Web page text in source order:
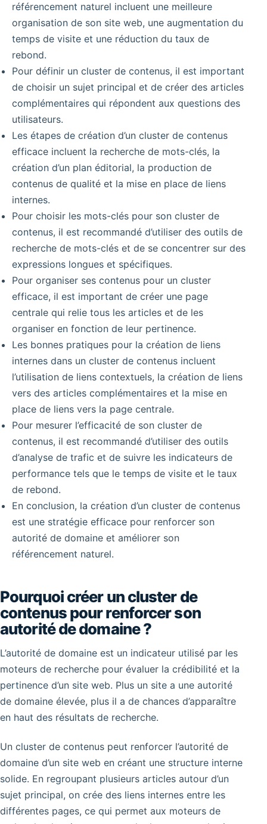
référencement naturel incluent une meilleure
organisation de son site web, une augmentation du
temps de visite et une réduction du taux de
rebond.
Pour définir un cluster de contenus, il est important
de choisir un sujet principal et de créer des articles
complémentaires qui répondent aux questions des
utilisateurs.
Les étapes de création d’un cluster de contenus
efficace incluent la recherche de mots-clés, la
création d’un plan éditorial, la production de
contenus de qualité et la mise en place de liens
internes.
Pour choisir les mots-clés pour son cluster de
contenus, il est recommandé d’utiliser des outils de
recherche de mots-clés et de se concentrer sur des
expressions longues et spécifiques.
Pour organiser ses contenus pour un cluster
efficace, il est important de créer une page
centrale qui relie tous les articles et de les
organiser en fonction de leur pertinence.
Les bonnes pratiques pour la création de liens
internes dans un cluster de contenus incluent
l’utilisation de liens contextuels, la création de liens
vers des articles complémentaires et la mise en
place de liens vers la page centrale.
Pour mesurer l’efficacité de son cluster de
contenus, il est recommandé d’utiliser des outils
d’analyse de trafic et de suivre les indicateurs de
performance tels que le temps de visite et le taux
de rebond.
En conclusion, la création d’un cluster de contenus
est une stratégie efficace pour renforcer son
autorité de domaine et améliorer son
référencement naturel.
Pourquoi créer un cluster de
contenus pour renforcer son
autorité de domaine ?
L’autorité de domaine est un indicateur utilisé par les
moteurs de recherche pour évaluer la crédibilité et la
pertinence d’un site web. Plus un site a une autorité
de domaine élevée, plus il a de chances d’apparaître
en haut des résultats de recherche.
Un cluster de contenus peut renforcer l’autorité de
domaine d’un site web en créant une structure interne
solide. En regroupant plusieurs articles autour d’un
sujet principal, on crée des liens internes entre les
différentes pages, ce qui permet aux moteurs de